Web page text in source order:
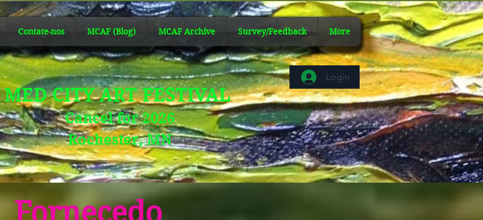
Contate-nos MCAF (Blog) MCAF Archive Survey/Feedback More
Login
MED CITY ART FESTIVAL
Cancel for 2026
Rochester, MN
Fornecedo